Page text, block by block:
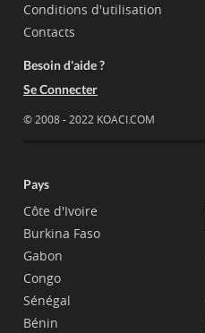
Conditions d'utilisation
Contacts
Besoin d'aide ?
Se Connecter
© 2008 - 2022 KOACI.COM
Pays
Côte d'Ivoire
Burkina Faso
Gabon
Congo
Sénégal
Bénin